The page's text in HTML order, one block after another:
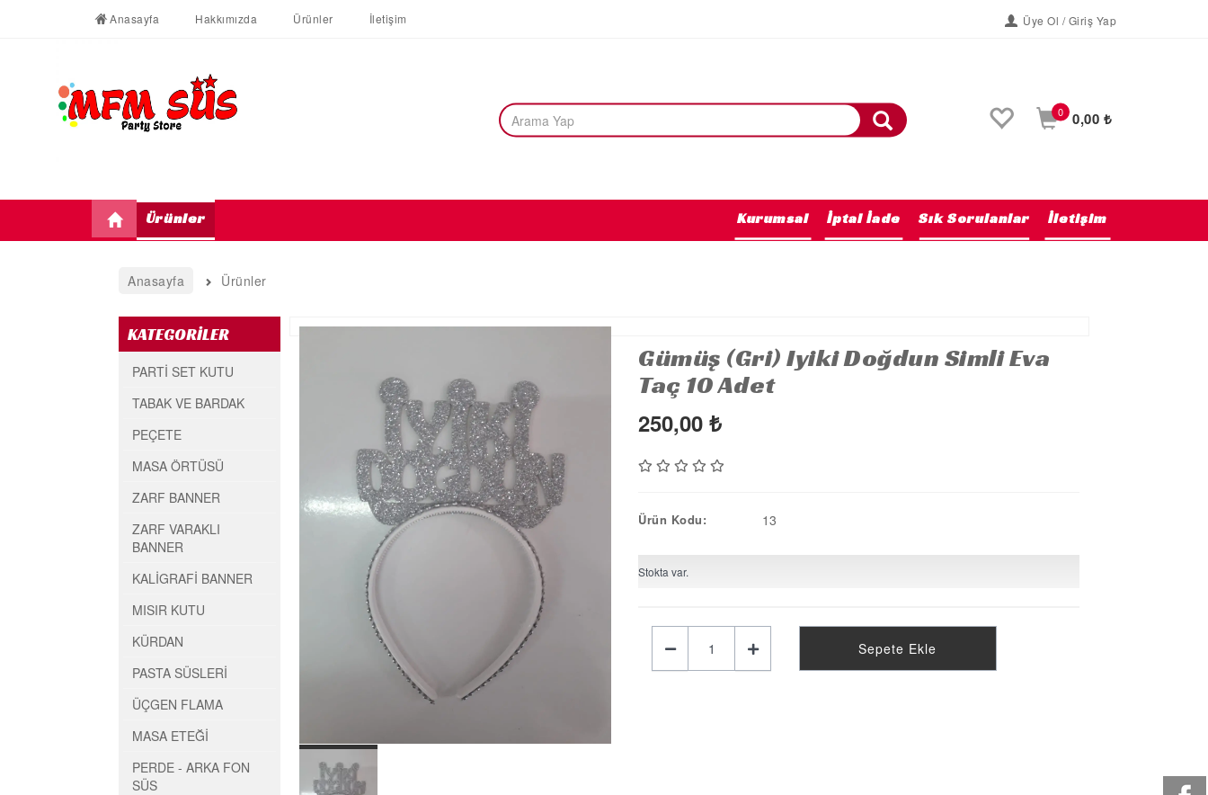
Anasayfa Hakkımızda Ürünler İletişim Üye Ol / Giriş Yap
0 0,00 ₺
Ürünler İletişim
Sık Sorulanlar
İptal İade
Kurumsal
Anasayfa Ürünler
KATEGORİLER
PARTİ SET KUTU
TABAK VE BARDAK
PEÇETE
MASA ÖRTÜSÜ
ZARF BANNER
ZARF VARAKLI
BANNER
KALİGRAFİ BANNER
MISIR KUTU
KÜRDAN
PASTA SÜSLERİ
ÜÇGEN FLAMA
MASA ETEĞİ
PERDE - ARKA FON
SÜS
Gümüş (gri) Iyiki Doğdun Simli Eva
Taç 10 Adet
250,00 ₺
Ürün Kodu: 13
Stokta var.
Sepete Ekle